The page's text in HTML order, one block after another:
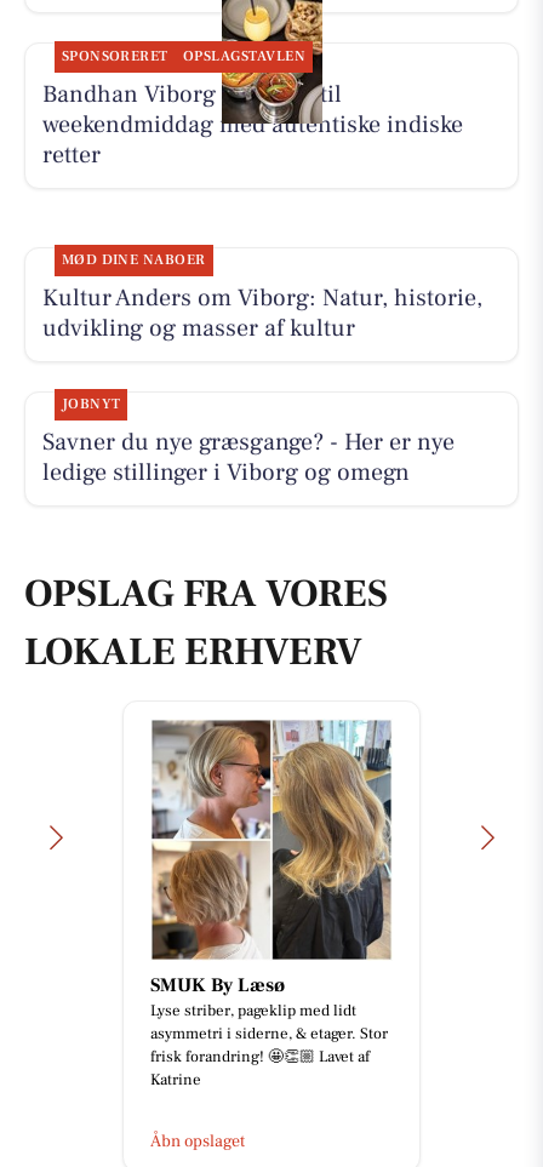
SPONSORERET OPSLAGSTAVLEN
Bandhan Viborg inviterer til
weekendmiddag med autentiske indiske
retter
MØD DINE NABOER
Kultur Anders om Viborg: Natur, historie,
udvikling og masser af kultur
JOBNYT
Savner du nye græsgange? - Her er nye
ledige stillinger i Viborg og omegn
OPSLAG FRA VORES
LOKALE ERHVERV
SMUK By Læsø
Lyse striber, pageklip med lidt
asymmetri i siderne, & etager. Stor
frisk forandring! 🤩👏🏼 Lavet af
Katrine
Åbn opslaget